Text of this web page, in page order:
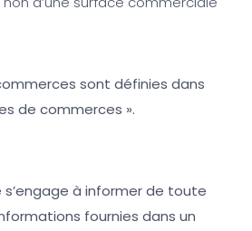
sont définies dans
de commerces ».
à informer de toute
fournies dans un